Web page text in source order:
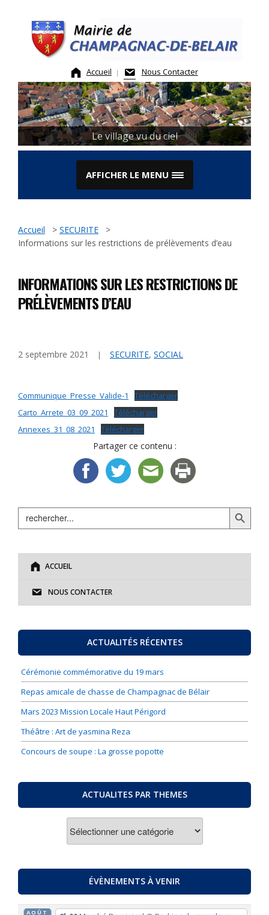
content
Accueil Nous Contacter
Le village vu du ciel
AFFICHER LE MENU
Accueil > SECURITE
>
Informations sur les restrictions de prélèvements d’eau
Search Search Button
ACCUEIL
NOUS CONTACTER
ACTUALITÉS RÉCENTES
Cérémonie commémorative du 19 mars
Repas amicale de chasse de Champagnac de Bélair
Mars 2023 Mission Locale Haut Périgord
Théâtre : Art de yasmina Reza
Concours de soupe : La grosse popotte
ACTUALITES PAR THEMES
ÉVÈNEMENTS À VENIR
AOÛT
INFORMATIONS SUR LES RESTRICTIONS DE
PRÉLÈVEMENTS D’EAU
2 septembre 2021 SECURITE, SOCIAL
Communique_Presse_Valide-1
Télécharger
Carto_Arrete_03_09_2021
Télécharger
Annexes_31_08_2021
Télécharger
Partager ce contenu :